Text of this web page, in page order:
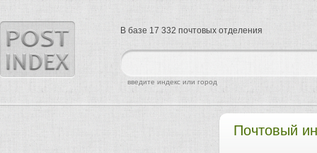
Почтовый
найти
введите индекс или город
В базе 17 332 почтовых отделения